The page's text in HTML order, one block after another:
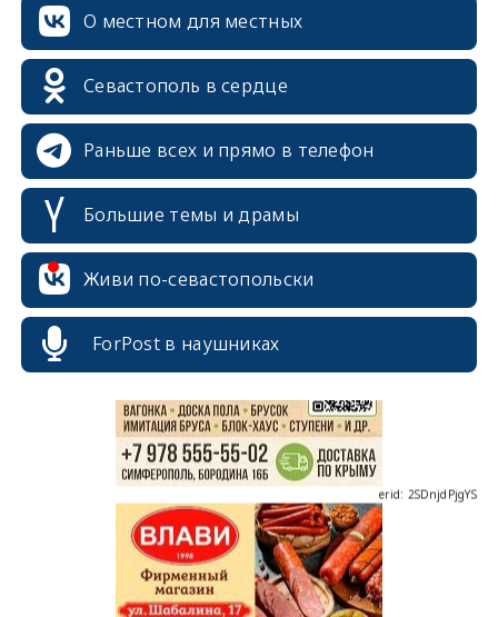
О местном для местных
Севастополь в сердце
Раньше всех и прямо в телефон
Большие темы и драмы
Живи по-севастопольски
ForPost в наушниках
erid: 2SDnjcrDNw6
erid: 2SDnjdPjgYS
erid: 2SDnjdvhGXG